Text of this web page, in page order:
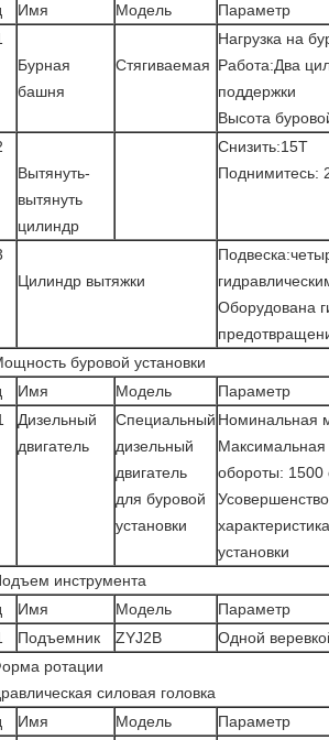
Имя Модель Параметр
Бурная
башня
Стягиваемая
Нагрузка на
Работа:Два
поддержки
Высота
Вытянуть-
вытянуть
цилиндр
Снизить:15T
Поднимитесь:
Цилиндр вытяжки
Оборудована
буровой установки
Имя Модель Параметр
Дизельный
двигатель
Специальный
дизельный
двигатель
для буровой
установки
Номинальная
обороты: 1500
установки
инструмента
Имя Модель Параметр
Подъемник ZYJ2B
Одной
ротации
силовая головка
Имя Модель Параметр